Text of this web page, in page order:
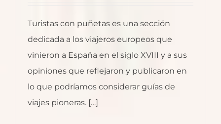
Turistas con puñetas es una sección
dedicada a los viajeros europeos que
vinieron a España en el siglo XVIII y a sus
opiniones que reflejaron y publicaron en
lo que podríamos considerar guías de
viajes pioneras. […]